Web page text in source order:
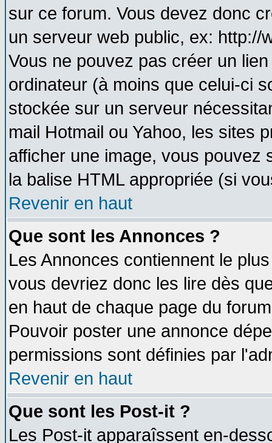
sur ce forum. Vous devez donc
un serveur web public, ex: http://
Vous ne pouvez pas créer un
ordinateur (à moins que celui-ci
stockée sur un serveur
mail Hotmail ou Yahoo, les sites
afficher une image, vous pouvez
la balise HTML appropriée (si
Revenir en haut
Que sont les Annonces ?
Les Annonces contiennent le
vous devriez donc les lire dès
en haut de chaque page du
Pouvoir poster une annonce
permissions sont définies par
Revenir en haut
Que sont les Post-it ?
Les Post-it apparaîssent en-